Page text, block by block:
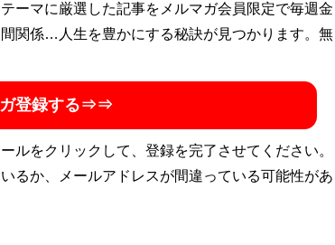
ーマに厳選した記事をメルマガ会員限定で毎週金
関係…人生を豊かにする秘訣が見つかります。無
ガ登録する⇒⇒
をクリックして、登録を完了させてください。
るか、メールアドレスが間違っている可能性があ